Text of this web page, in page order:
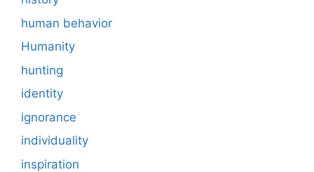
human behavior
Humanity
hunting
identity
ignorance
individuality
inspiration